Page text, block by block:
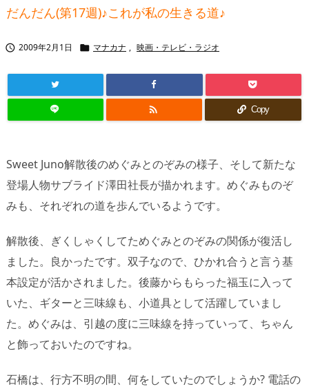
だんだん(第17週)♪これが私の生きる道♪
 2009年2月1日  マナカナ , 映画・テレビ・ラジオ
 Copy
Sweet Juno解散後のめぐみとのぞみの様子、そして新たな
登場人物サブライド澤田社長が描かれます。めぐみものぞ
みも、それぞれの道を歩んでいるようです。
解散後、ぎくしゃくしてためぐみとのぞみの関係が復活し
ました。良かったです。双子なので、ひかれ合うと言う基
本設定が活かされました。後藤からもらった福玉に入って
いた、ギターと三味線も、小道具として活躍していまし
た。めぐみは、引越の度に三味線を持っていって、ちゃん
と飾っておいたのですね。
石橋は、行方不明の間、何をしていたのでしょうか? 電話の